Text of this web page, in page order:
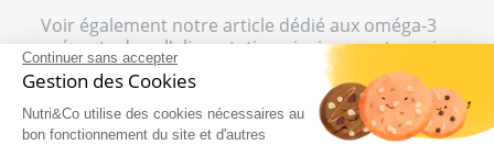
Continuer sans accepter
Gestion des Cookies
Nutri&Co utilise des cookies nécessaires au
bon fonctionnement du site et d'autres
Voir également notre article dédié aux oméga-3
présents dans l'alimentationainsi que notre avis
sur lamargarine enrichie aux oméga-3
Capsules d’oméga-3